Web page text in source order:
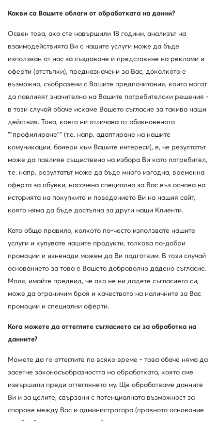
още 25% Код: SUMMER
Lasocki
Сандали · Син · 5.5 cm
56,24€
още 15% Код: SUMMER
Промоция
Manitu
Сандали · Син
Актуална цена
42,99€
Редовна цена
-10%
Промоция
Сандали · Син · 8 cm
Актуална цена
67,99€
Редовна цена149,30 €-54%
75,99 €
Jenny Fairy
Сандали · Син · 9.5 cm
38,34€
Какви са Вашите облаги от обработката на данни?
Освен това, ако сте навършили 18 години, анализът на
взаимодействията Ви с нашите услуги може да бъде
използван от нас за създаване и представяне на реклами и
оферти (отстъпки), предназначени за Вас, доколкото е
възможно, съобразени с Вашите предпочитания, които могат
да повлияят значително на Вашите потребителски решения -
в този случай обаче искаме Вашето съгласие за такива наши
действия. Това, което ни отличава от обикновеното
""профилиране"" (т.е. напр. адаптиране на нашите
комуникации, банери към Вашите интереси), е, че резултатът
може да повлияе съществено на избора Ви като потребител,
т.е. напр. резултатът може да бъде много изгодна, временна
оферта за обувки, насочена специално за Вас въз основа на
историята на покупките и поведението Ви на нашия сайт,
която няма да бъде достъпна за други наши Клиенти.
Като общо правило, колкото по-често използвате нашите
услуги и купувате нашите продукти, толкова по-добри
промоции и изненади можем да Ви подготвим. В този случай
основанието за това е Вашето доброволно дадено съгласие.
Моля, имайте предвид, че ако не ни дадете съгласието си,
може да ограничим броя и качеството на наличните за Вас
промоции и специални оферти.
Кога можете да оттеглите съгласието си за обработка на
данните?
Можете да го оттеглите по всяко време - това обаче няма да
засегне законосъобразността на обработката, която сме
извършили преди оттеглянето му. Ще обработваме данните
Ви и за целите, свързани с потенциалната възможност за
спорове между Вас и администратора (правното основание